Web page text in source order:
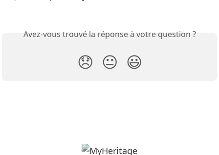
Avez-vous trouvé la réponse à votre question ?
😞 😐 😃